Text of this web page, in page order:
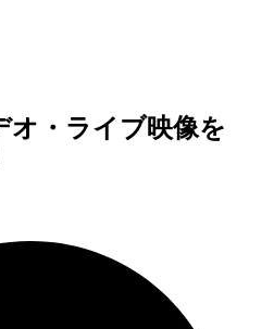
オ・ライブ映像を